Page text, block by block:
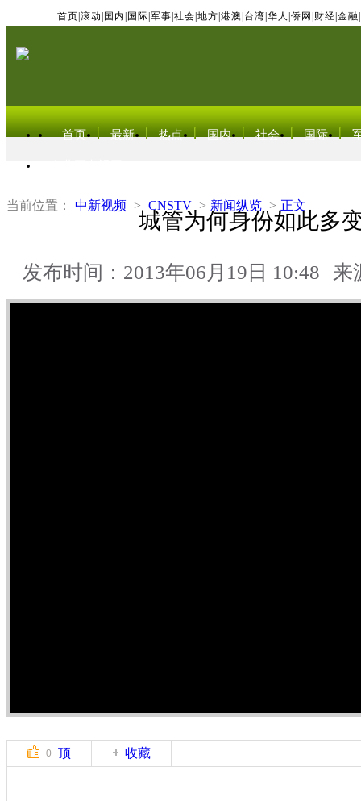
首页 滚动 国内 国际 军事 社会 地方 港澳 台湾 华人 侨网 财经 金融
首页 最新 热点 国内 社会 国际
当前位置： 中新视频 > CNSTV > 新闻纵览 > 正文
城管为何身份如此多
发布时间：2013年06月19日 10:48 来
0 顶 收藏